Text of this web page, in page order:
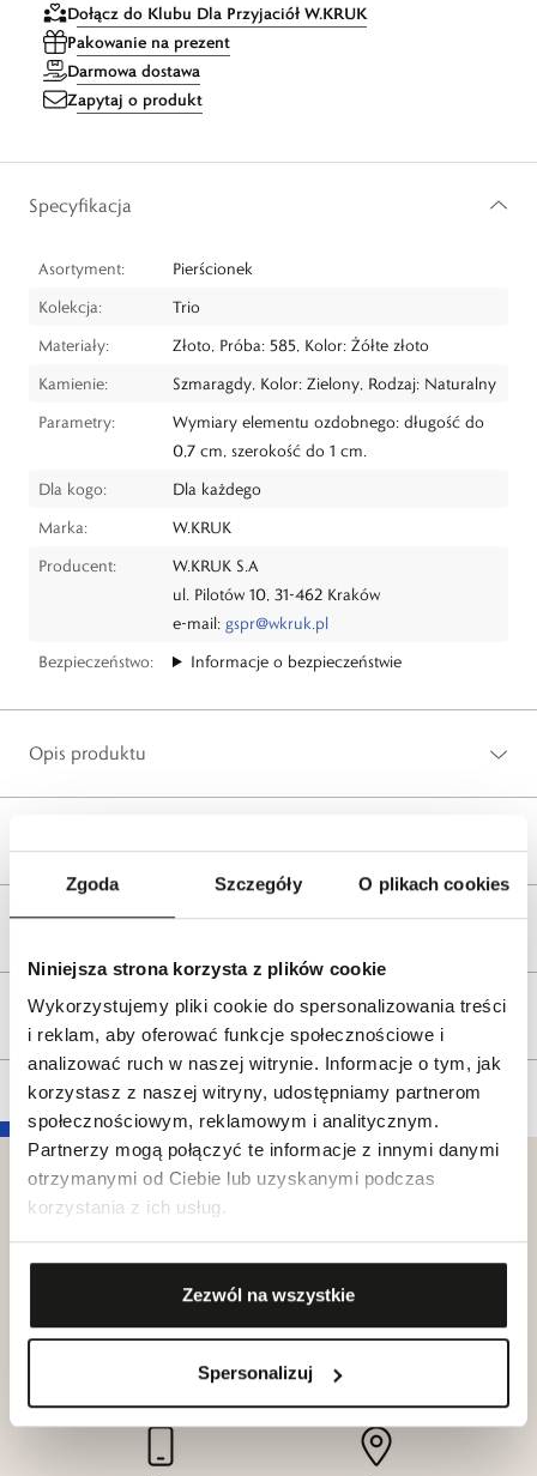
Zgoda Szczegóły O plikach cookies
Niniejsza strona korzysta z plików cookie
Wykorzystujemy pliki cookie do spersonalizowania treści
i reklam, aby oferować funkcje społecznościowe i
analizować ruch w naszej witrynie. Informacje o tym, jak
korzystasz z naszej witryny, udostępniamy partnerom
społecznościowym, reklamowym i analitycznym.
Partnerzy mogą połączyć te informacje z innymi danymi
otrzymanymi od Ciebie lub uzyskanymi podczas
korzystania z ich usług.
Zezwól na wszystkie
Spersonalizuj
Dołącz do Klubu Dla Przyjaciół W.KRUK
Pakowanie na prezent
Darmowa dostawa
Zapytaj o produkt
Specyfikacja
Asortyment:
Pierścionek
Kolekcja:
Trio
Materiały:
Złoto, Próba: 585, Kolor: Żółte złoto
Kamienie:
Szmaragdy, Kolor: Zielony, Rodzaj: Naturalny
Parametry:
Wymiary elementu ozdobnego: długość do
0,7 cm, szerokość do 1 cm.
Dla kogo:
Dla każdego
Marka:
W.KRUK
Producent:
W.KRUK S.A
ul. Pilotów 10, 31-462 Kraków
e-mail: gspr@wkruk.pl
Bezpieczeństwo:
Informacje o bezpieczeństwie
Opis produktu
Tagi
Klub dla
Przyjaciół
W.KRUK
Katalogi
W.KRUK